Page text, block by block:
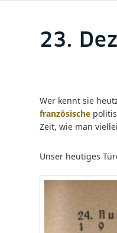
23.
Wer kennt sie
französische
Zeit, wie man
Unser heutiges